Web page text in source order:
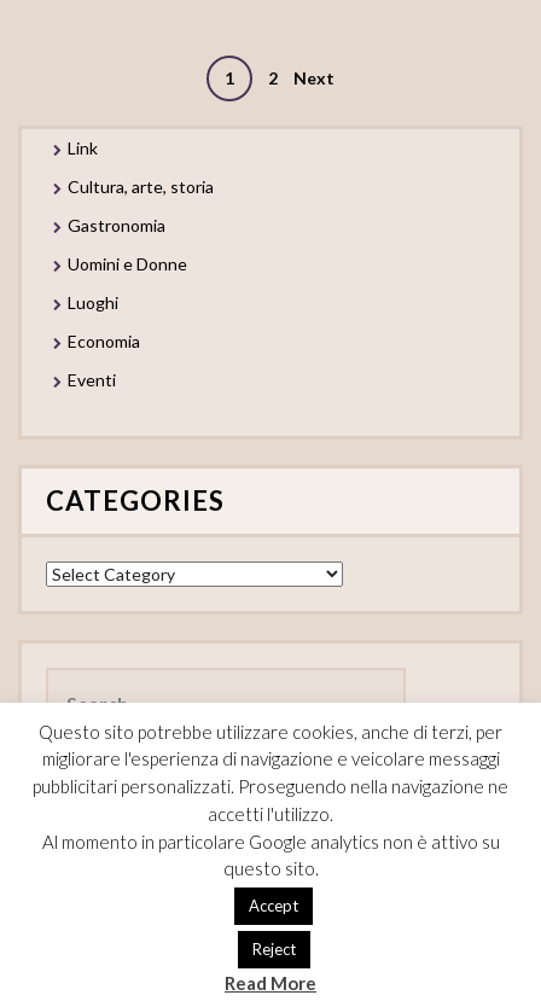
1 2 Next
Link
Cultura, arte, storia
Gastronomia
Uomini e Donne
Luoghi
Economia
Eventi
CATEGORIES
Categories
Questo sito potrebbe utilizzare cookies, anche di terzi, per
migliorare l'esperienza di navigazione e veicolare messaggi
pubblicitari personalizzati. Proseguendo nella navigazione ne
accetti l'utilizzo.
Al momento in particolare Google analytics non è attivo su
questo sito.
Accept
Reject
Read More